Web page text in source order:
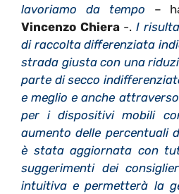
lavoriamo da tempo –
Vincenzo Chiera-. I
di raccolta differenziata
strada giusta con una
parte di secco
e meglio e anche
per i dispositivi mobili
aumento delle percentuali
è stata aggiornata con
suggerimenti dei
intuitiva e permetterà la